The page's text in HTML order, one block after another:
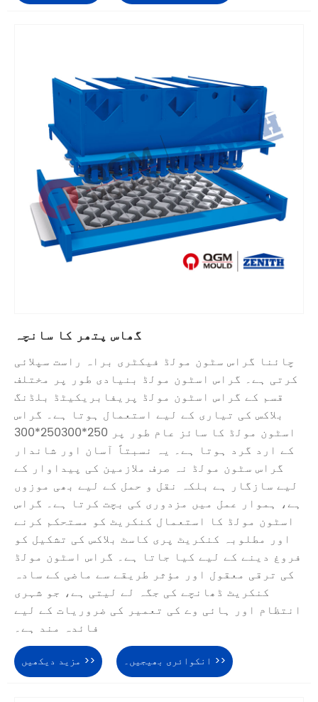
گھاس پتھر کا سانچہ
چائنا گراس سٹون مولڈ فیکٹری براہ راست سپلائی
کرتی ہے۔ گراس اسٹون مولڈ بنیادی طور پر مختلف
قسم کے گراس اسٹون مولڈ پریفابریکیٹڈ بلڈنگ
بلاکس کی تیاری کے لیے استعمال ہوتا ہے۔ گراس
اسٹون مولڈ کا سائز عام طور پر 250*250300*300
کے ارد گرد ہوتا ہے۔ یہ نسبتاً آسان اور شاندار
گراس سٹون مولڈ نہ صرف ملازمین کی پیداوار کے
لیے سازگار ہے بلکہ نقل و حمل کے لیے بھی موزوں
ہے، ہموار عمل میں مزدوری کی بچت کرتا ہے۔ گراس
اسٹون مولڈ کا استعمال کنکریٹ کو مستحکم کرنے
اور مطلوبہ کنکریٹ پری کاسٹ بلاکس کی تشکیل کو
فروغ دینے کے لیے کیا جاتا ہے۔ گراس اسٹون مولڈ
کی ترقی معقول اور مؤثر طریقے سے ماضی کے سادہ
کنکریٹ ڈھانچے کی جگہ لے لیتی ہے، جو شہری
انتظام اور ہائی وے کی تعمیر کی ضروریات کے لیے
فائدہ مند ہے۔
مزید دیکھیں >> انکوائری بھیجیں۔ >>